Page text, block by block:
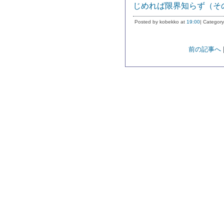
じめれば限界知らず（
Posted by kobekko at 19:00|
前の記事へ